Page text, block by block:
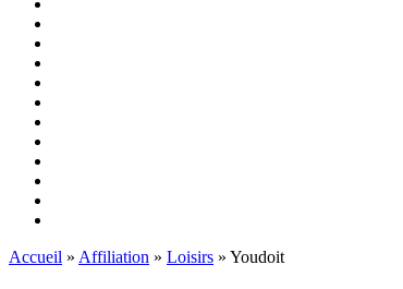
Accueil » Affiliation » Loisirs » Youdoit